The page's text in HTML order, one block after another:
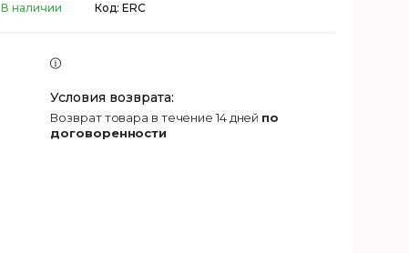
В наличии Код: ERC
возврат товара в течение 14 дней по
договоренности